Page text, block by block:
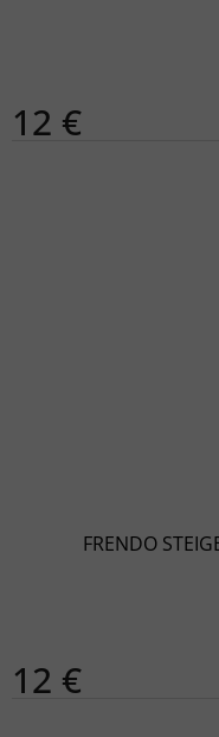
12 €
FRENDO
12 €